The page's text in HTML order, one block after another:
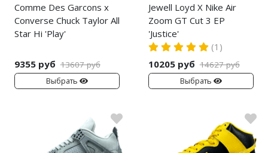
Comme Des Garcons x
Converse Chuck Taylor All
Star Hi 'Play'
9355 руб 13607 руб
Выбрать
Jewell Loyd X Nike Air
Zoom GT Cut 3 EP
'Justice'
(1)
10205 руб 14627 руб
Выбрать